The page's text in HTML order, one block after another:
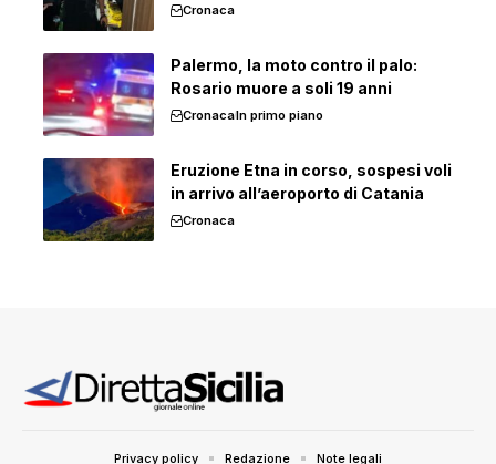
Cronaca
Palermo, la moto contro il palo:
Rosario muore a soli 19 anni
CronacaIn primo piano
Eruzione Etna in corso, sospesi voli
in arrivo all’aeroporto di Catania
Cronaca
Privacy policy Redazione Note legali